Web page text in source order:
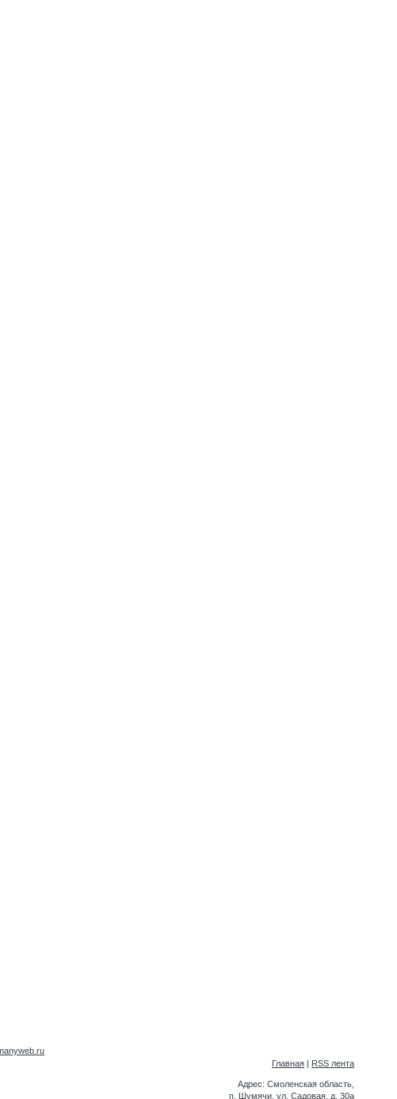
Главная | RSS лента
Адрес: Смоленская область,
п. Шумячи, ул. Садовая, д. 30а